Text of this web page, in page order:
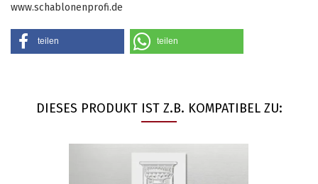
www.schablonenprofi.de
teilen teilen
DIESES PRODUKT IST Z.B. KOMPATIBEL ZU: